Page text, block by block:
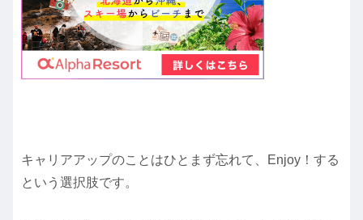
キャリアアップのことはひとまず忘れて、Enjoy！する
という選択肢です。